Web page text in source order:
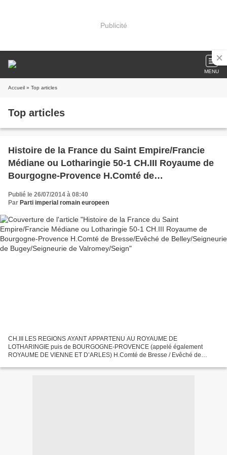
Publicité
MENU
Accueil » Top articles
Top articles
Histoire de la France du Saint Empire/Francie
Médiane ou Lotharingie 50-1 CH.III Royaume de
Bourgogne-Provence H.Comté de
Bresse/Evêché de Belley/Seigneurie de
Bugey/Seigneurie de Valromey/Seign
Publié le 26/07/2014 à 08:40
Par Parti imperial romain europeen
CH.III LES REGIONS AYANT APPARTENU AU ROYAUME DE
LOTHARINGIE puis de BOURGOGNE-PROVENCE (appelé également
ROYAUME DE VIENNE ET D’ARLES) H.Comté de Bresse / Evêché de
impériales...